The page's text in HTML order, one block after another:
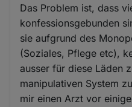
Das Problem ist, dass
konfessionsgebunden
sie aufgrund des
(Soziales, Pflege etc),
ausser für diese Läden
manipulativen System
mir einen Arzt vor